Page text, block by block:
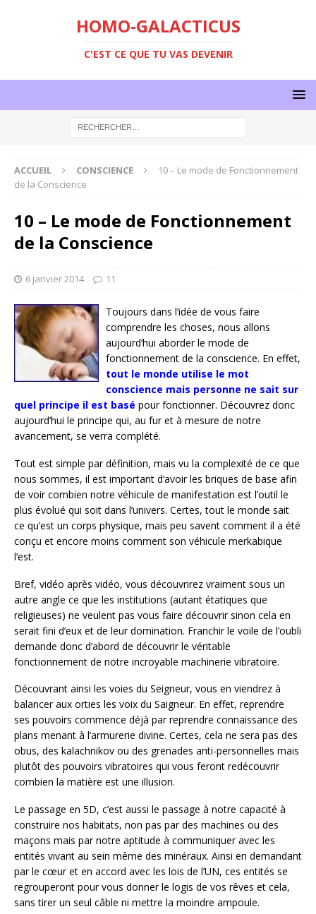
HOMO-GALACTICUS
C'EST CE QUE TU VAS DEVENIR
ACCUEIL CONSCIENCE
10 – Le mode de Fonctionnement
de la Conscience
10 – Le mode de Fonctionnement
de la Conscience
6 janvier 2014 11
Toujours dans l’idée de vous faire
comprendre les choses, nous allons
aujourd’hui aborder le mode de
fonctionnement de la conscience. En effet,
tout le monde utilise le mot
conscience mais personne ne sait sur
quel principe il est basé pour fonctionner. Découvrez donc
aujourd’hui le principe qui, au fur et à mesure de notre
avancement, se verra complété.
Tout est simple par définition, mais vu la complexité de ce que
nous sommes, il est important d’avoir les briques de base afin
de voir combien notre véhicule de manifestation est l’outil le
plus évolué qui soit dans l’univers. Certes, tout le monde sait
ce qu’est un corps physique, mais peu savent comment il a été
conçu et encore moins comment son véhicule merkabique
l’est.
Bref, vidéo après vidéo, vous découvrirez vraiment sous un
autre angle ce que les institutions (autant étatiques que
religieuses) ne veulent pas vous faire découvrir sinon cela en
serait fini d’eux et de leur domination. Franchir le voile de l’oubli
demande donc d’abord de découvrir le véritable
fonctionnement de notre incroyable machinerie vibratoire.
Découvrant ainsi les voies du Seigneur, vous en viendrez à
balancer aux orties les voix du Saigneur. En effet, reprendre
ses pouvoirs commence déjà par reprendre connaissance des
plans menant à l’armurerie divine. Certes, cela ne sera pas des
obus, des kalachnikov ou des grenades anti-personnelles mais
plutôt des pouvoirs vibratoires qui vous feront redécouvrir
combien la matière est une illusion.
Le passage en 5D, c’est aussi le passage à notre capacité à
construire nos habitats, non pas par des machines ou des
maçons mais par notre aptitude à communiquer avec les
entités vivant au sein même des minéraux. Ainsi en demandant
par le cœur et en accord avec les lois de l’UN, ces entités se
regrouperont pour vous donner le logis de vos rêves et cela,
sans tirer un seul câble ni mettre la moindre ampoule.